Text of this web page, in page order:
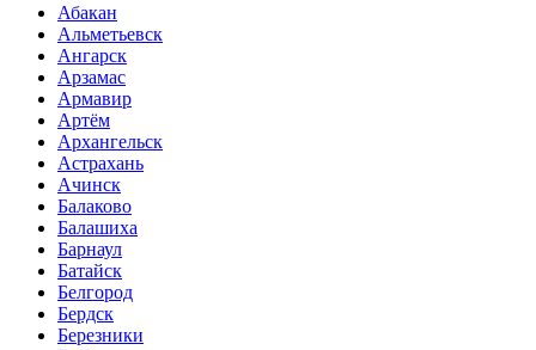
Абакан
Альметьевск
Ангарск
Арзамас
Армавир
Артём
Архангельск
Астрахань
Ачинск
Балаково
Балашиха
Барнаул
Батайск
Белгород
Бердск
Березники